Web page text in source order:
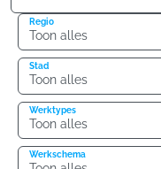
Regio
Stad
Werktypes
Werkschema